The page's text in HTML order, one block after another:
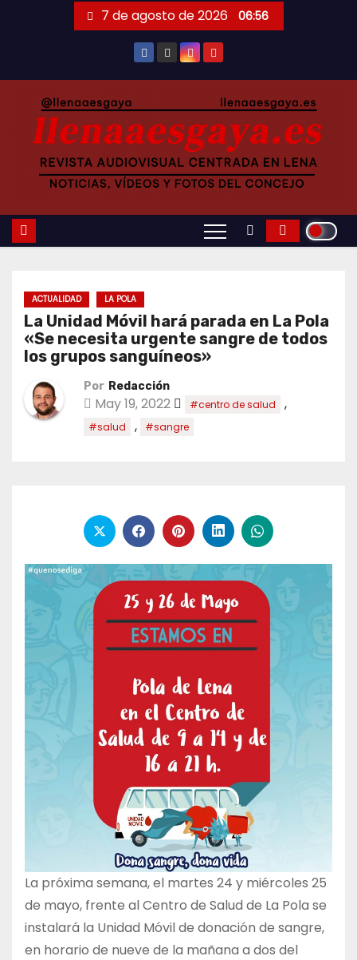
7 de agosto de 2026 06:56
ACTUALIDAD LA POLA
La Unidad Móvil hará parada en La Pola
«Se necesita urgente sangre de todos
los grupos sanguíneos»
Por Redacción
May 19, 2022 #centro de salud ,
#salud , #sangre
La próxima semana, el martes 24 y miércoles 25
de mayo, frente al Centro de Salud de La Pola se
instalará la Unidad Móvil de donación de sangre,
en horario de nueve de la mañana a dos del